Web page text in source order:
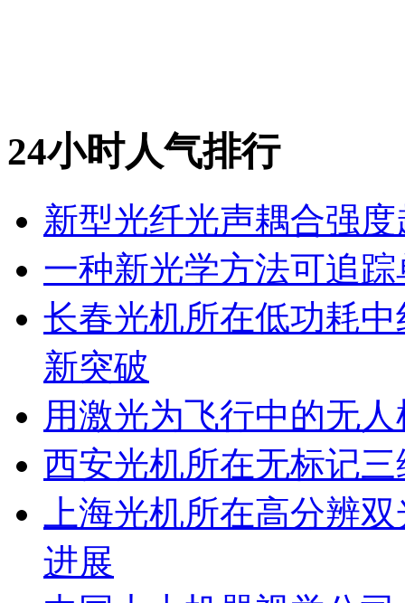
24小时人气排行
新型光纤光声耦合强
一种新光学方法可追
长春光机所在低功耗
新突破
用激光为飞行中的无
西安光机所在无标记
上海光机所在高分辨
进展